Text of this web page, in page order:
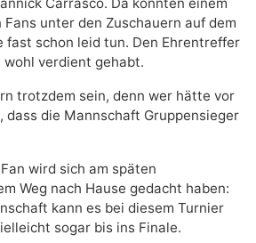
unter den Zuschauern auf dem
fast schon leid tun. Den Ehrentreffer
verdient gehabt.
trotzdem sein, denn wer hätte vor
dass die Mannschaft Gruppensieger
wird sich am späten
Weg nach Hause gedacht haben:
kann es bei diesem Turnier
sogar bis ins Finale.